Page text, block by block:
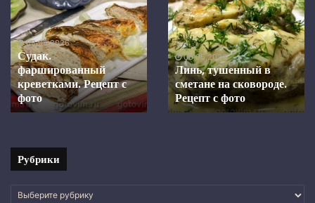
из
ставридки.
Рецепт
с
фото08.05.2026
Шкара из ставридки.
Рецепт с фото
в
средиземноморском
маринаде,
запеченная
в
духовке.
Рецепт
с
08.05.2026
Скумбрия в
средиземноморском
маринаде, запеченная в
духовке. Рецепт с фото
Рубрики
Рубрики